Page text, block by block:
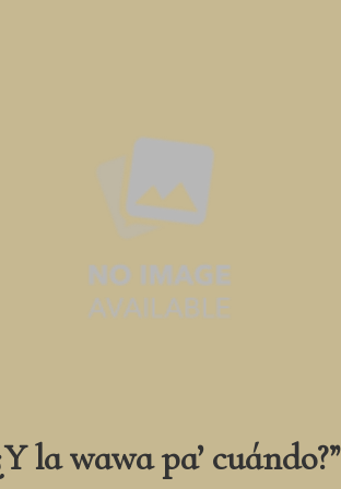
la wawa pa’ cuándo?”